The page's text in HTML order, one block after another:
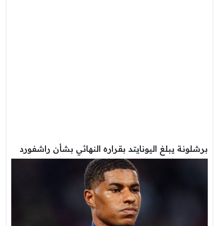
برشلونة يبلغ اليونايتد بقراره النهائي بشأن راشفورد